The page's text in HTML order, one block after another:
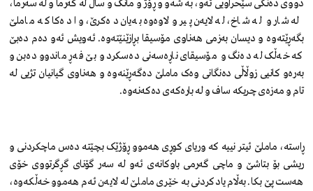
دووی دەنگی سێحراویی ئەو، بە شەو و ڕۆژ و مانگ و ساڵ لە گەرما و لە سەرما،
لە شار و لە شاخ، لە لایەن پیر و لاوەوە بەیان دەکرێ، وا دەکا کە ماملێ
بگەڕێتەوە و دیسان بەزمی هەناوی مۆسیقا بڕازێنێتەوە. ئەویش ئەو دەم دەبێ
کە خەڵک لە دەنگ و مۆسیقای ناڕەسەنی دەسکرد و بێ فەڕ ماندوو دەبن و
بەرەو کانیی زوڵاڵی دەنگانی وەک ماملێ دەگەڕێنەوە و هەناوی گیانیان تژیی لە
تام و مەزەی چریکە ساف و لە بارەکەی دەکەنەوە.
ڕاستە، ماملێ ئیتر نییە کە وریای کوڕی هەموو ڕۆژێک بچێتە دەس ماچکردنی و
ریشی بۆ بتاشێ و ماچی گەرمی باوکانەی ئەو لە سەر گۆنای گڕگرتووی خۆی
هەست پێ بکا. بەڵام یادکردنی بە خێری ماملێ لە لایەن ئەم هەموو خەڵکەوە،